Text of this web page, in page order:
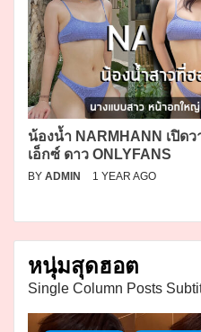
น้องน้ำ NARMHANN เปิด
เอ็กซ์ ดาว ONLYFANS
BY ADMIN 1 YEAR AGO
หนุ่มสุดฮอต
Single Column Posts